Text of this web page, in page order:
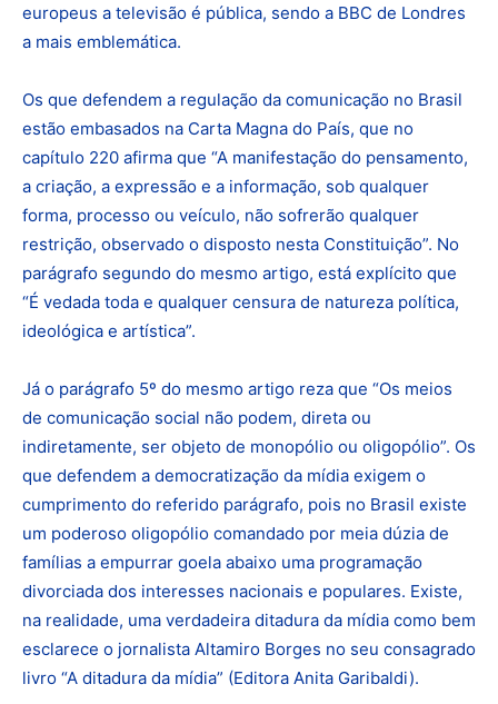
europeus a televisão é pública, sendo a BBC de Londres
a mais emblemática.
Os que defendem a regulação da comunicação no Brasil
estão embasados na Carta Magna do País, que no
capítulo 220 afirma que “A manifestação do pensamento,
a criação, a expressão e a informação, sob qualquer
forma, processo ou veículo, não sofrerão qualquer
restrição, observado o disposto nesta Constituição”. No
parágrafo segundo do mesmo artigo, está explícito que
“É vedada toda e qualquer censura de natureza política,
ideológica e artística”.
Já o parágrafo 5º do mesmo artigo reza que “Os meios
de comunicação social não podem, direta ou
indiretamente, ser objeto de monopólio ou oligopólio”. Os
que defendem a democratização da mídia exigem o
cumprimento do referido parágrafo, pois no Brasil existe
um poderoso oligopólio comandado por meia dúzia de
famílias a empurrar goela abaixo uma programação
divorciada dos interesses nacionais e populares. Existe,
na realidade, uma verdadeira ditadura da mídia como bem
esclarece o jornalista Altamiro Borges no seu consagrado
livro “A ditadura da mídia” (Editora Anita Garibaldi).